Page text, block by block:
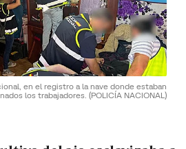
en el registro a la nave donde estaban
los trabajadores. (POLICÍA NACIONAL)